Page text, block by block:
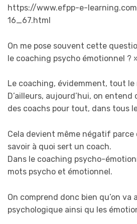
https://www.efpp-e-
16_67.html
On me pose souvent cette
le coaching psycho émotionnel ?
Le coaching, évidemment, tout le
D’ailleurs, aujourd’hui, on
des coachs pour tout, dans tous
Cela devient même négatif parce
savoir à quoi sert un coach.
Dans le coaching psycho-
mots psycho et émotionnel.
On comprend donc bien qu’on va
psychologique ainsi qu les